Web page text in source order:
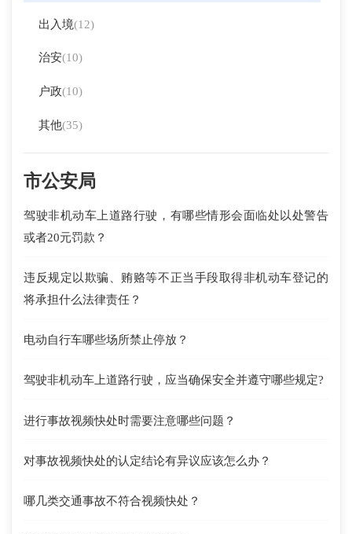
出入境(12)
治安(10)
户政(10)
其他(35)
市公安局
驾驶非机动车上道路行驶，有哪些情形会面临处以处警告
或者20元罚款？
违反规定以欺骗、贿赂等不正当手段取得非机动车登记的
将承担什么法律责任？
电动自行车哪些场所禁止停放？
驾驶非机动车上道路行驶，应当确保安全并遵守哪些规定?
进行事故视频快处时需要注意哪些问题？
对事故视频快处的认定结论有异议应该怎么办？
哪几类交通事故不符合视频快处？